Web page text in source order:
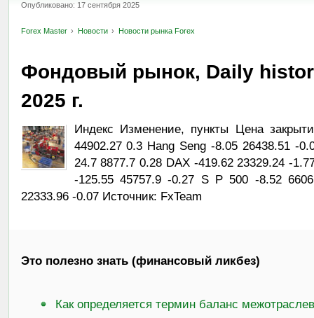
Опубликовано: 17 сентября 2025
Forex Master Новости Новости рынка Forex
Фондовый рынок, Daily
2025 г.
Индекс Изменение, пункты Цена
44902.27 0.3 Hang Seng -8.05 26438.51 -
24.7 8877.7 0.28 DAX -419.62 23329.24 -
-125.55 45757.9 -0.27 S P 500 -8.52
22333.96 -0.07 Источник: FxTeam
Это полезно знать (финансовый ликбез)
Как определяется термин баланс